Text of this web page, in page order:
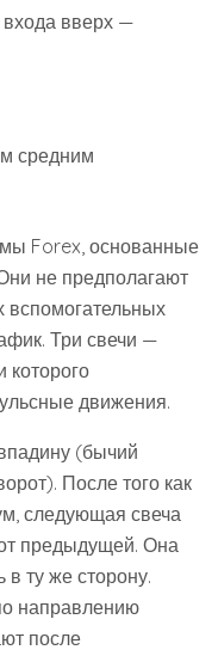
вверх —
средним
Forex, основанные
не предполагают
вспомогательных
Три свечи —
которого
движения.
(бычий
После того как
следующая свеча
предыдущей. Она
ту же сторону.
направлению
после